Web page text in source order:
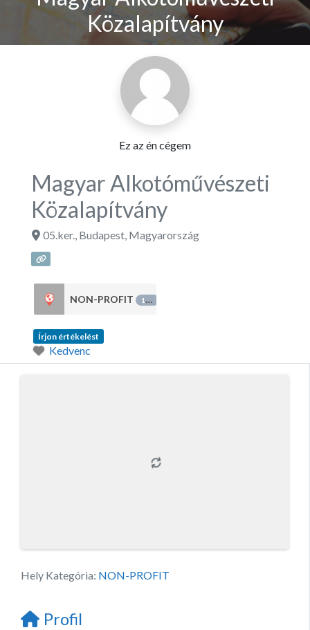
Közalapítvány
Ez az én cégem
Magyar Alkotóművészeti
Közalapítvány
05.ker., Budapest, Magyarország
NON-PROFIT 125
Írjon értékelést
Kedvenc
Hely Kategória: NON-PROFIT
Profil